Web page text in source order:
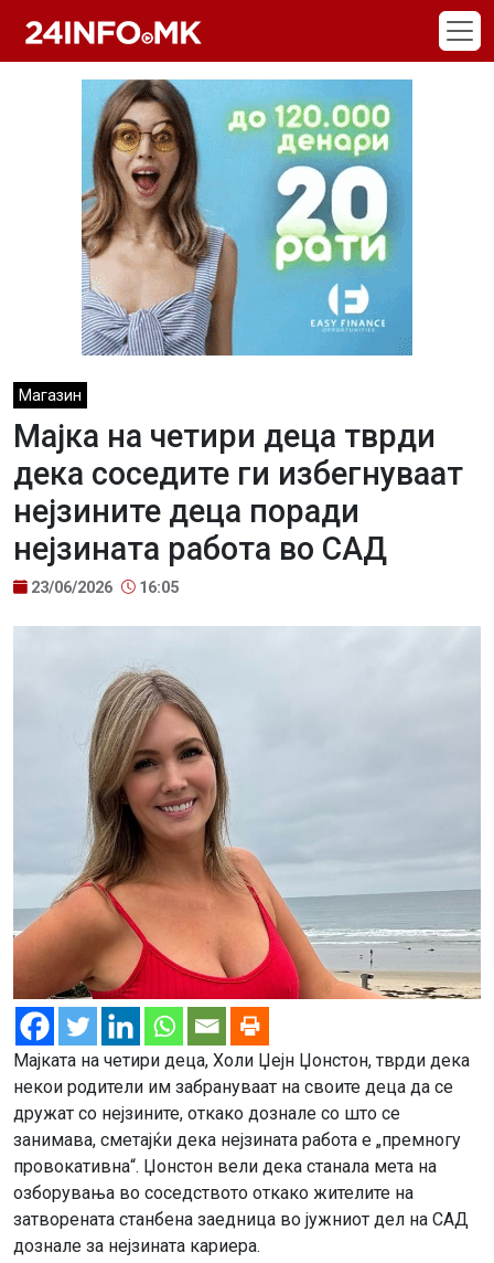
Магазин
Мајка на четири деца тврди
дека соседите ги избегнуваат
нејзините деца поради
нејзината работа во САД
23/06/2026 16:05
Мајката на четири деца, Холи Џејн Џонстон, тврди дека
некои родители им забрануваат на своите деца да се
дружат со нејзините, откако дознале со што се
занимава, сметајќи дека нејзината работа е „премногу
провокативна“. Џонстон вели дека станала мета на
озборувања во соседството откако жителите на
затворената станбена заедница во јужниот дел на САД
дознале за нејзината кариера.